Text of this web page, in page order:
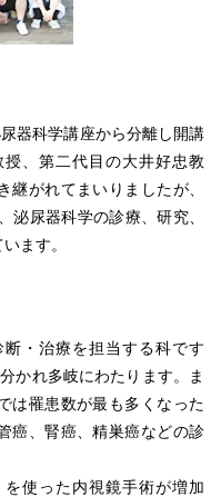
器科学講座から分離し開講
、第二代目の大井好忠教
がれてまいりましたが、
泌尿器科学の診療、研究、
ます。
・治療を担当する科です
かれ多岐にわたります。ま
は罹患数が最も多くなった
癌、腎癌、精巣癌などの診
使った内視鏡手術が増加